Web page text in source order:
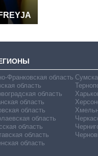
Франковская область
область
область
область
область
область
область
область
область